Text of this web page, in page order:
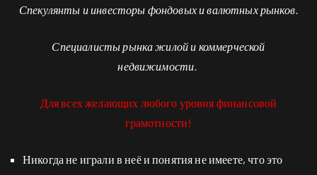
Спекулянты и инвесторы фондовых и валютных рынков.
Специалисты рынка жилой и коммерческой
недвижимости.
Для всех желающих любого уровня финансовой
грамотности!
Никогда не играли в неё и понятия не имеете, что это